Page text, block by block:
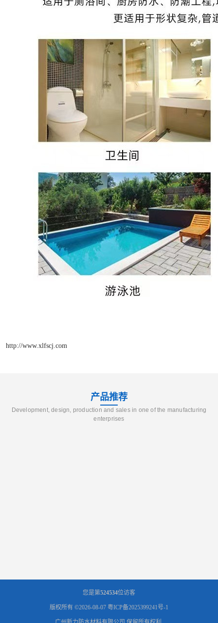
http://www.xlfscj.com
产品推荐
Development, design, production and sales in one of the manufacturing
enterprises
您是第524534位访客
版权所有 ©2026-08-07 粤ICP备2025399241号-1